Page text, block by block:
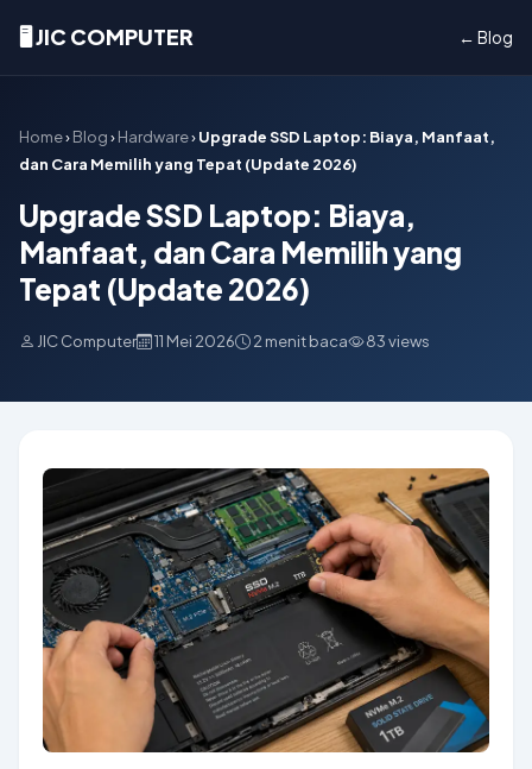
🖥️ JIC COMPUTER ← Blog
Home›Blog›Hardware›Upgrade SSD Laptop: Biaya, Manfaat,
dan Cara Memilih yang Tepat (Update 2026)
Upgrade SSD Laptop: Biaya,
Manfaat, dan Cara Memilih yang
Tepat (Update 2026)
JIC Computer 11 Mei 2026 2 menit baca 83 views